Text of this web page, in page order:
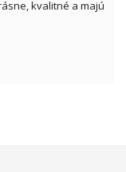
kvalitné a majú